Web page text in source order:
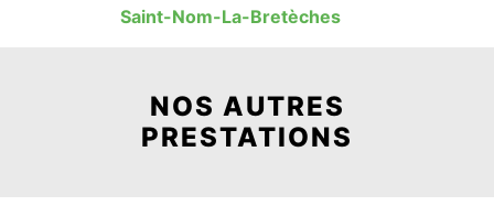
Saint-Nom-La-Bretèches
NOS AUTRES
PRESTATIONS